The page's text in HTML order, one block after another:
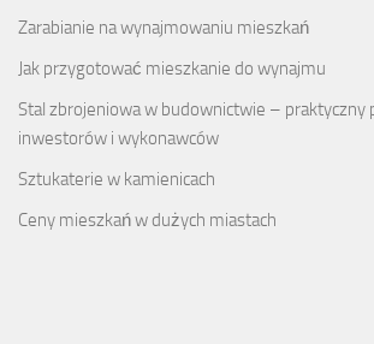
Zarabianie na wynajmowaniu mieszkań
Jak przygotować mieszkanie do wynajmu
Stal zbrojeniowa w budownictwie – praktyczny
inwestorów i wykonawców
Sztukaterie w kamienicach
Ceny mieszkań w dużych miastach